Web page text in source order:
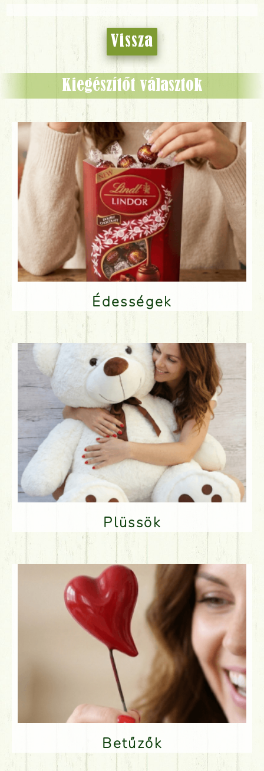
Vissza
Kiegészítőt választok
Édességek
Plüssök
Betűzők